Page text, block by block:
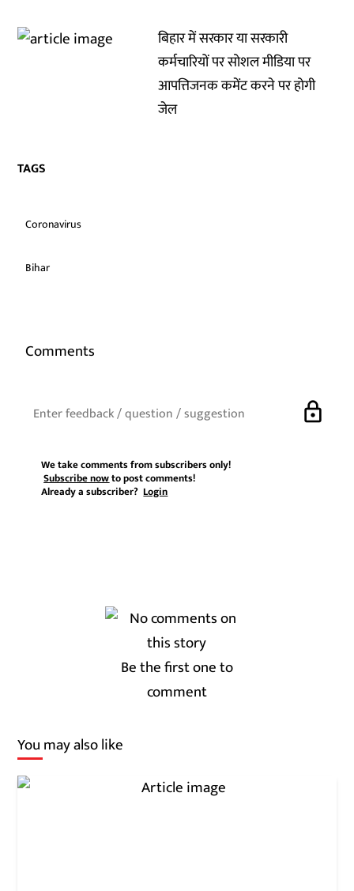
बिहार में सरकार या सरकारी
कर्मचारियों पर सोशल मीडिया पर
आपत्तिजनक कमेंट करने पर होगी
जेल
TAGS
Coronavirus
Bihar
Comments
lock
We take comments from subscribers only!
Subscribe nowto post comments!
Already a subscriber?Login
Be the first one to
comment
You may also like